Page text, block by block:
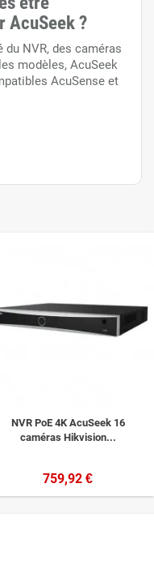
AcuSeek ?
NVR, des caméras
modèles, AcuSeek
AcuSense et
NVR PoE 4K AcuSeek 16
caméras Hikvision...
759,92 €